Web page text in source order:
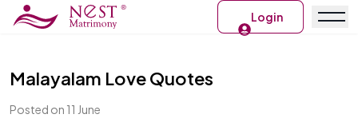
Login
Malayalam Love Quotes
Posted on 11 June